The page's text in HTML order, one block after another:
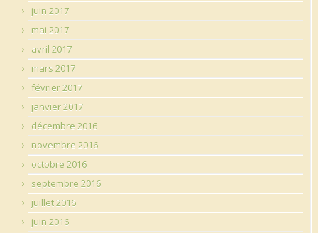
juin 2017
mai 2017
avril 2017
mars 2017
février 2017
janvier 2017
décembre 2016
novembre 2016
octobre 2016
septembre 2016
juillet 2016
juin 2016